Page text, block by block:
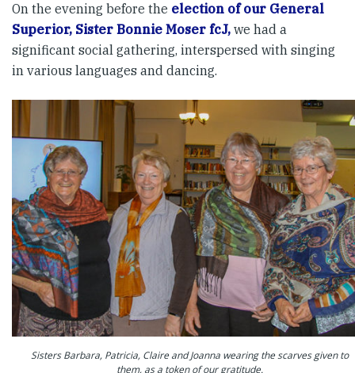
On the evening before the election of our General
Superior, Sister Bonnie Moser fcJ, we had a
significant social gathering, interspersed with singing
in various languages and dancing.
Sisters Barbara, Patricia, Claire and Joanna wearing the scarves given to
them, as a token of our gratitude.